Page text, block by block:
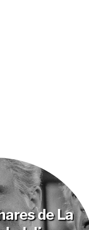
de La